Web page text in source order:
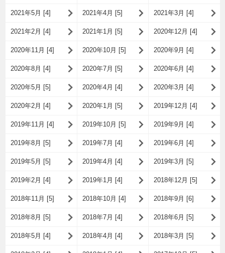
2021年5月 [4] 2021年4月 [5] 2021年3月 [4]
2021年2月 [4] 2021年1月 [5] 2020年12月 [4]
2020年11月 [4] 2020年10月 [5] 2020年9月 [4]
2020年8月 [4] 2020年7月 [5] 2020年6月 [4]
2020年5月 [5] 2020年4月 [4] 2020年3月 [4]
2020年2月 [4] 2020年1月 [5] 2019年12月 [4]
2019年11月 [4] 2019年10月 [5] 2019年9月 [4]
2019年8月 [5] 2019年7月 [4] 2019年6月 [4]
2019年5月 [5] 2019年4月 [4] 2019年3月 [5]
2019年2月 [4] 2019年1月 [4] 2018年12月 [5]
2018年11月 [5] 2018年10月 [4] 2018年9月 [6]
2018年8月 [5] 2018年7月 [4] 2018年6月 [5]
2018年5月 [4] 2018年4月 [4] 2018年3月 [5]